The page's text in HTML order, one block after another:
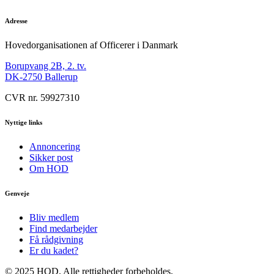
Adresse
Hovedorganisationen af Officerer i Danmark
Borupvang 2B, 2. tv.
DK-2750 Ballerup
CVR nr. 59927310
Nyttige links
Annoncering
Sikker post
Om HOD
Genveje
Bliv medlem
Find medarbejder
Få rådgivning
Er du kadet?
© 2025 HOD. Alle rettigheder forbeholdes.